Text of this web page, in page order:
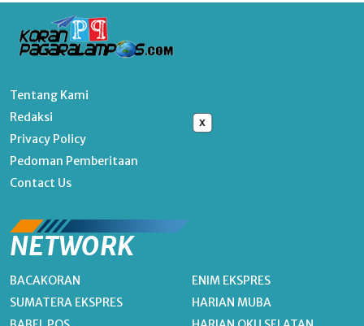
x
Tentang Kami
Redaksi
Privacy Policy
Pedoman Pemberitaan
Contact Us
NETWORK
BACAKORAN
SUMATERA EKSPRES
ENIM EKSPRES
HARIAN MUBA